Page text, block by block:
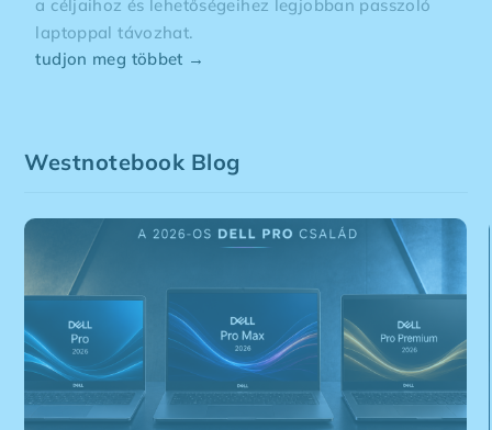
a céljaihoz és lehetőségeihez legjobban passzoló
laptoppal távozhat.
tudjon meg többet →
Westnotebook Blog